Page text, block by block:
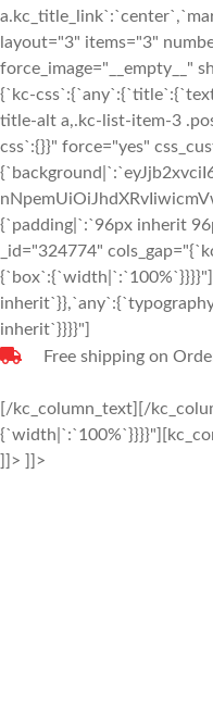
layout="3" items="3"
force_image="__empty__"
{`kc-
title-alt a,.kc-list-item-3
css`:{}}" force="yes"
{`padding|`:`96px inherit
_id="324774"
inherit`}}}}"]
Free shipping on
[/kc_column_text][/
]]> ]]>